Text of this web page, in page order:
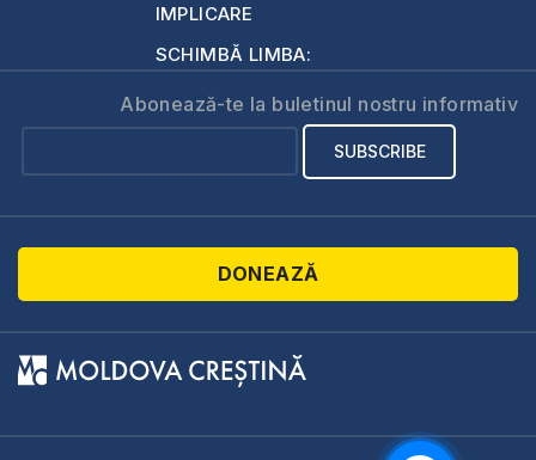
IMPLICARE
SCHIMBĂ LIMBA:
Abonează-te la buletinul nostru informativ
DONEAZĂ